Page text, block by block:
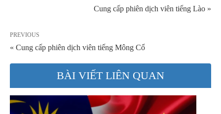
Cung cấp phiên dịch viên tiếng Lào »
PREVIOUS
« Cung cấp phiên dịch viên tiếng Mông Cổ
BÀI VIẾT LIÊN QUAN